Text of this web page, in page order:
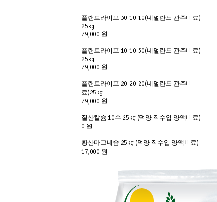
플랜트라이프 30-10-10(네덜란드 관주비료)
25kg
79,000 원
플랜트라이프 10-10-30(네덜란드 관주비료)
25kg
79,000 원
플랜트라이프 20-20-20(네덜란드 관주비
료)25kg
79,000 원
질산칼슘 10수 25kg (덕양 직수입 양액비료)
0 원
황산마그네슘 25kg (덕양 직수입 양액비료)
17,000 원